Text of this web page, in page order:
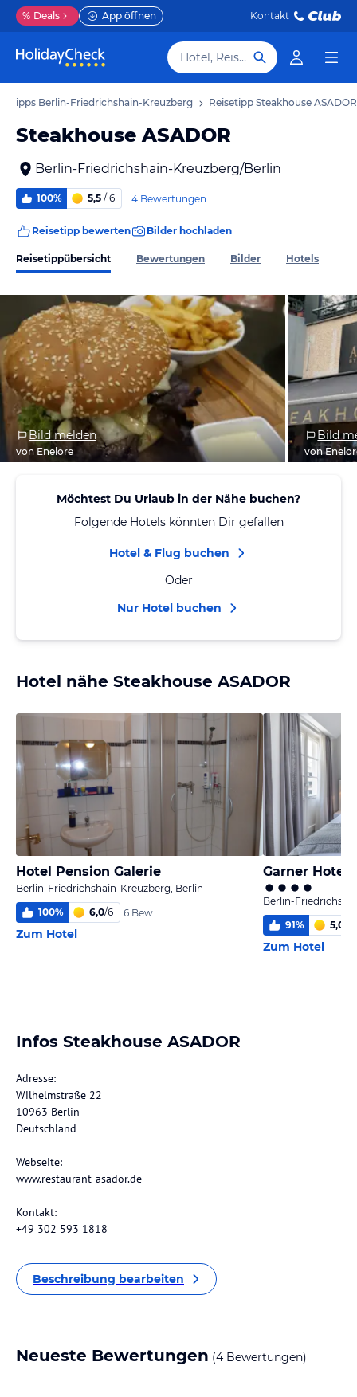
% Deals App öffnen Kontakt
Hotel, Reiseziel
Berlin-Friedrichshain-Kreuzberg Reisetipp Steakhouse ASADOR
Steakhouse ASADOR
Berlin-Friedrichshain-Kreuzberg/Berlin
100% 5,5 / 6 4 Bewertungen
Reisetipp bewerten Bilder hochladen
Reisetippübersicht Bewertungen Bilder Hotels
Bild melden
von Enelore
Bild
von
Möchtest Du Urlaub in der Nähe buchen?
Folgende Hotels könnten Dir gefallen
Hotel & Flug buchen
Oder
Nur Hotel buchen
Hotel nähe Steakhouse ASADOR
Hotel Pension Galerie
Berlin-Friedrichshain-Kreuzberg, Berlin
100% 6,0/6 6 Bew.
Zum Hotel
Berlin-
91% 5,0
Zum Hotel
Infos Steakhouse ASADOR
Adresse:
Wilhelmstraße 22
10963 Berlin
Deutschland
Webseite:
www.restaurant-asador.de
Kontakt:
+49 302 593 1818
Beschreibung bearbeiten
Neueste Bewertungen (4 Bewertungen)